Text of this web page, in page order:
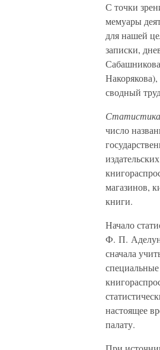
С точки
мемуары
для нашей
записки,
сводный
число
магазинов,
книги.
Начало
Ф. П.
сначала
специальные
настоящее
палату.